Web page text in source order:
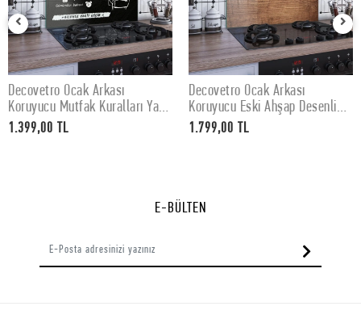
SEPETE EKLE
Decovetro Ocak Arkası
Koruyucu Mutfak Kuralları Yazı
Desenli 60x52Cm
1.399,00 TL
SEPETE EKLE
Decovetro Ocak Arkası
Koruyucu Eski Ahşap Desenli
76x50cm
1.799,00 TL
E-BÜLTEN